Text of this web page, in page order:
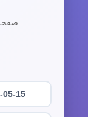
صفحه 1 از 343 | مجموع
05-15